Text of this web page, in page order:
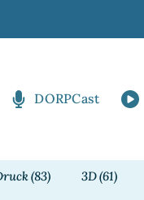
DORPCast
(83) 3D(61)